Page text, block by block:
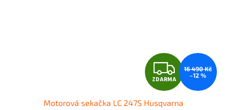
Z
D
ZDARMA
16 490 Kč
–12 %
Motorová sekačka LC 247S Husqvarna